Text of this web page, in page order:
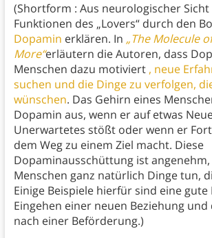
(Shortform : Aus neurologischer Sicht
Funktionen des „Lovers“ durch den
Dopamin erklären. In „The Molecule of
More“erläutern die Autoren, dass
Menschen dazu motiviert , neue
suchen und die Dinge zu verfolgen,
wünschen. Das Gehirn eines
Dopamin aus, wenn er auf etwas
Unerwartetes stößt oder wenn er
dem Weg zu einem Ziel macht. Diese
Dopaminausschüttung ist
Menschen ganz natürlich Dinge tun,
Einige Beispiele hierfür sind eine gute
Eingehen einer neuen Beziehung und
nach einer Beförderung.)